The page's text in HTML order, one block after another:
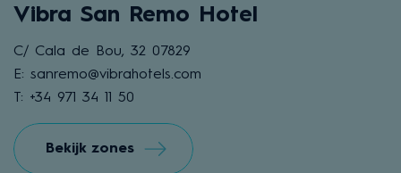
Vibra San Remo Hotel
C/ Cala de Bou, 32 07829
E: sanremo@vibrahotels.com
T: +34 971 34 11 50
Bekijk zones